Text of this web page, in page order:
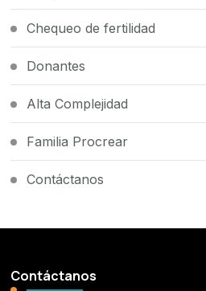
Chequeo de fertilidad
Donantes
Alta Complejidad
Familia Procrear
Contáctanos
Contáctanos